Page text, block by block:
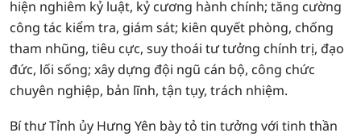
hiện nghiêm kỷ luật, kỷ cương hành chính; tăng cường
công tác kiểm tra, giám sát; kiên quyết phòng, chống
tham nhũng, tiêu cực, suy thoái tư tưởng chính trị, đạo
đức, lối sống; xây dựng đội ngũ cán bộ, công chức
chuyên nghiệp, bản lĩnh, tận tụy, trách nhiệm.
Bí thư Tỉnh ủy Hưng Yên bày tỏ tin tưởng với tinh thần